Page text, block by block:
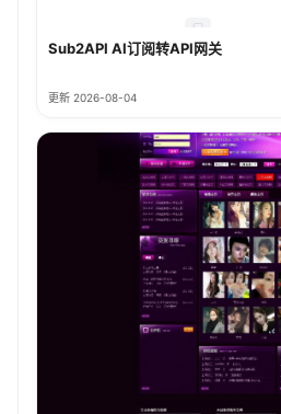
Sub2API AI订阅转API网关
更新 2026-08-04